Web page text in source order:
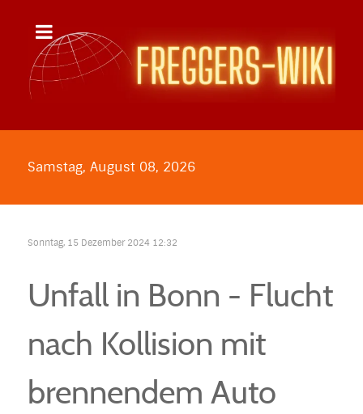
Samstag, August 08, 2026
Sonntag, 15 Dezember 2024 12:32
Unfall in Bonn - Flucht
nach Kollision mit
brennendem Auto